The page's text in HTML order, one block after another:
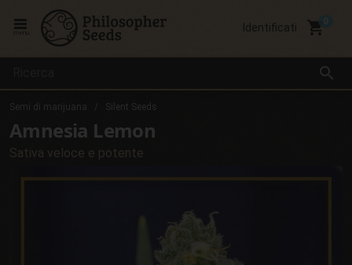
search
Identificati local_grocery_store
Semi di marijuana Silent Seeds
Amnesia Lemon
Sativa veloce e potente